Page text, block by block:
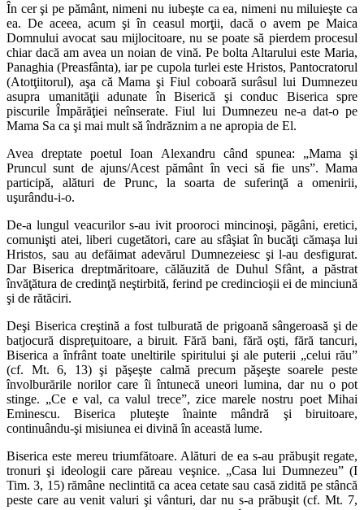
În cer şi pe pământ, nimeni nu iubeşte ca ea, nimeni nu miluieşte ca
ea. De aceea, acum şi în ceasul morţii, dacă o avem pe Maica
Domnului avocat sau mijlocitoare, nu se poate să pierdem procesul
chiar dacă am avea un noian de vină. Pe bolta Altarului este Maria,
Panaghia (Preasfânta), iar pe cupola turlei este Hristos, Pantocratorul
(Atotţiitorul), aşa că Mama şi Fiul coboară surâsul lui Dumnezeu
asupra umanităţii adunate în Biserică şi conduc Biserica spre
piscurile Împărăţiei neînserate. Fiul lui Dumnezeu ne-a dat-o pe
Mama Sa ca şi mai mult să îndrăznim a ne apropia de El.
Avea dreptate poetul Ioan Alexandru când spunea: „Mama şi
Pruncul sunt de ajuns/Acest pământ în veci să fie uns”. Mama
participă, alături de Prunc, la soarta de suferinţă a omenirii,
uşurându-i-o.
De-a lungul veacurilor s-au ivit prooroci mincinoşi, păgâni, eretici,
comunişti atei, liberi cugetători, care au sfâşiat în bucăţi cămaşa lui
Hristos, sau au defăimat adevărul Dumnezeiesc şi l-au desfigurat.
Dar Biserica dreptmăritoare, călăuzită de Duhul Sfânt, a păstrat
învăţătura de credinţă neştirbită, ferind pe credincioşii ei de minciună
şi de rătăciri.
Deşi Biserica creştină a fost tulburată de prigoană sângeroasă şi de
batjocură dispreţuitoare, a biruit. Fără bani, fără oşti, fără tancuri,
Biserica a înfrânt toate uneltirile spiritului şi ale puterii „celui rău”
(cf. Mt. 6, 13) şi păşeşte calmă precum păşeşte soarele peste
învolburările norilor care îi întunecă uneori lumina, dar nu o pot
stinge. „Ce e val, ca valul trece”, zice marele nostru poet Mihai
Eminescu. Biserica pluteşte înainte mândră şi biruitoare,
continuându-şi misiunea ei divină în această lume.
Biserica este mereu triumfătoare. Alături de ea s-au prăbuşit regate,
tronuri şi ideologii care păreau veşnice. „Casa lui Dumnezeu” (I
Tim. 3, 15) rămâne neclintită ca acea cetate sau casă zidită pe stâncă
peste care au venit valuri şi vânturi, dar nu s-a prăbuşit (cf. Mt. 7,